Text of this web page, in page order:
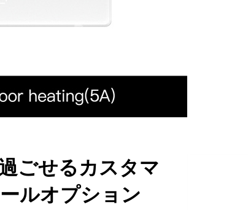
ごせるカスタマ
ルオプション